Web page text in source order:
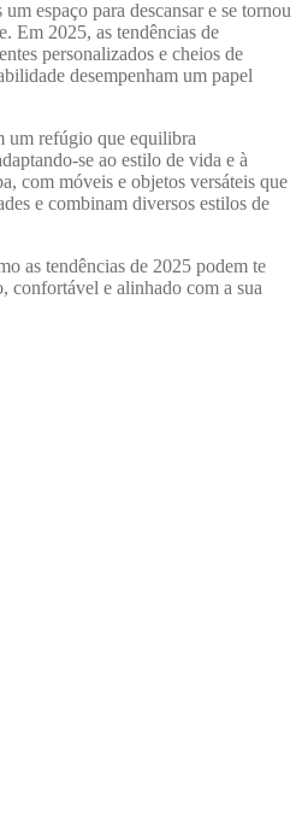
espaço para descansar e se tornou
Em 2025, as tendências de
personalizados e cheios de
desempenham um papel
um refúgio que equilibra
se ao estilo de vida e à
com móveis e objetos versáteis que
e combinam diversos estilos de
as tendências de 2025 podem te
confortável e alinhado com a sua